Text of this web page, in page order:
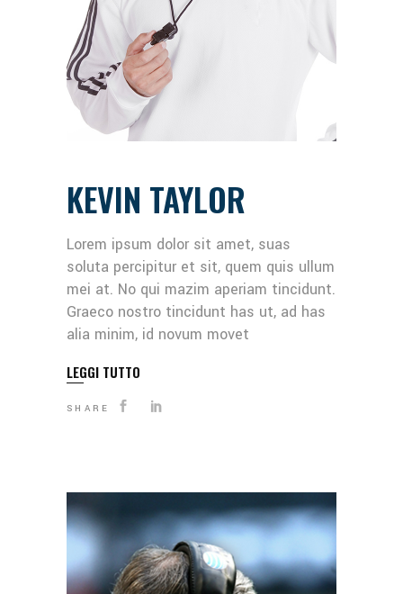
KEVIN TAYLOR
Lorem ipsum dolor sit amet, suas
soluta percipitur et sit, quem quis ullum
mei at. No qui mazim aperiam tincidunt.
Graeco nostro tincidunt has ut, ad has
alia minim, id novum movet
LEGGI TUTTO
SHARE